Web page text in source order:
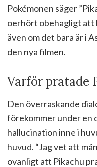
Pokémonen säger
oerhört obehagligt att
även om det bara är i
den nya filmen.
Varför pratade
Den överraskande
förekommer under en
hallucination inne i
huvud. “Jag vet att
ovanligt att Pikachu